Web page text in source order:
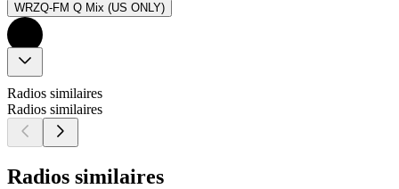
WRZQ-FM Q Mix (US ONLY)
Radios similaires
Radios similaires
Radios similaires